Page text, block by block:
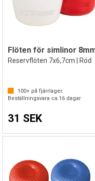
Reservflöten 7x6,7cm | Röd
100+ på fjärrlager.
Beställningsvara ca.16 dagar
31 SEK